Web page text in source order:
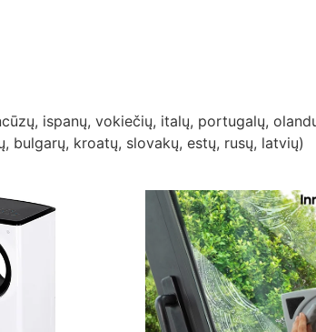
ispanų, vokiečių, italų, portugalų,
bulgarų, kroatų, slovakų, estų, rusų, latvių)